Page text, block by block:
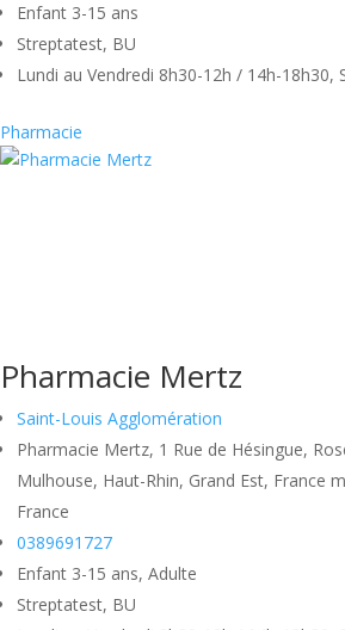
Enfant 3-15 ans
Streptatest, BU
Lundi au Vendredi 8h30-12h / 14h-18h30,
Pharmacie
Pharmacie Mertz
Saint-Louis Agglomération
Pharmacie Mertz, 1 Rue de Hésingue,
Mulhouse, Haut-Rhin, Grand Est, France
France
0389691727
Enfant 3-15 ans, Adulte
Streptatest, BU